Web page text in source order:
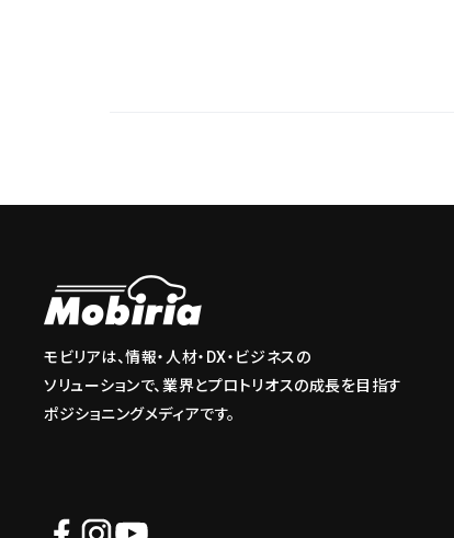
モビリアは、情報・人材・DX・ビジネスの
ソリューションで、業界とプロトリオスの成長を目指す
ポジショニングメディアです。